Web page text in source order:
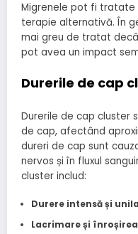
Migrenele pot fi tratate
terapie alternativă. În
mai greu de tratat
pot avea un impact
Durerile de cap
Durerile de cap cluster
de cap, afectând
dureri de cap sunt
nervos și în fluxul
cluster includ:
Durere intensă și
Lacrimare și